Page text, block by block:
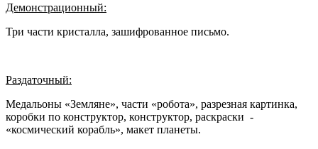
Демонстрационный:
Три части кристалла, зашифрованное письмо.
Раздаточный:
Медальоны «Земляне», части «робота», разрезная картинка,
коробки по конструктор, конструктор, раскраски -
«космический корабль», макет планеты.